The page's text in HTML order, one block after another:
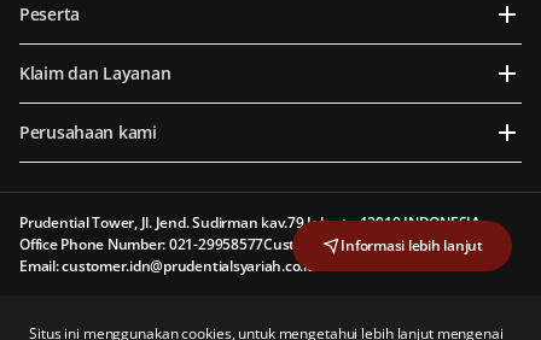
Informasi lebih lanjut
Situs ini menggunakan cookies, untuk mengetahui lebih lanjut mengenai
Peserta
Klaim dan Layanan
Perusahaan kami
Prudential Tower, Jl. Jend. Sudirman kav.79 Jakarta 12910 INDONESIA
Office Phone Number: 021-29958577Customer Line: 1500 577
Email: customer.idn@prudentialsyariah.co.id
Otoritas Jasa Keuangan